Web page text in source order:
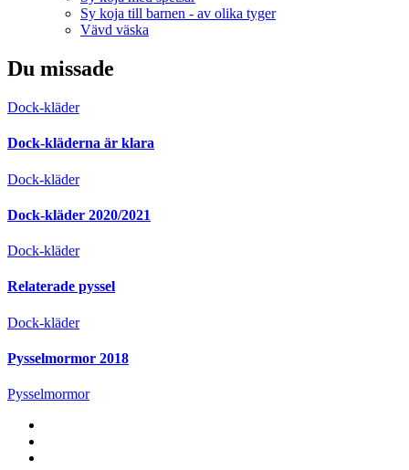
Sy koja till barnen - av olika tyger
Vävd väska
Du missade
Dock-kläder
Dock-kläderna är klara
Dock-kläder
Dock-kläder 2020/2021
Dock-kläder
Relaterade pyssel
Dock-kläder
Pysselmormor 2018
Pysselmormor